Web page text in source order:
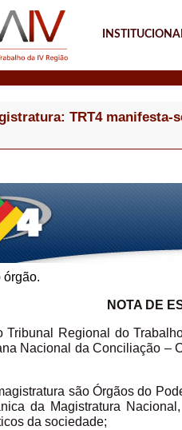
TRT4
órgão.
NOTA DE
Tribunal Regional do
Nacional da Conciliação –
são Órgãos do
da Magistratura
da sociedade;